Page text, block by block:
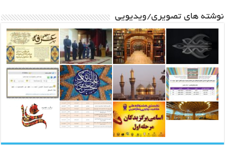
نوشته های تصویری/ویدیویی